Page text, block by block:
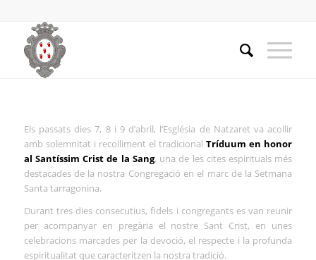
Els passats dies 7, 8 i 9 d’abril, l’Església de Natzaret va acollir
amb solemnitat i recolliment el tradicionalTríduum en honor
al Santíssim Crist de la Sang, una de les cites espirituals més
destacades de la nostra Congregació en el marc de la Setmana
Santa tarragonina.
Durant tres dies consecutius, fidels i congregants es van reunir
per acompanyar en pregària el nostre Sant Crist, en unes
celebracions marcades per la devoció, el respecte i la profunda
espiritualitat que caracteritzen la nostra tradició.